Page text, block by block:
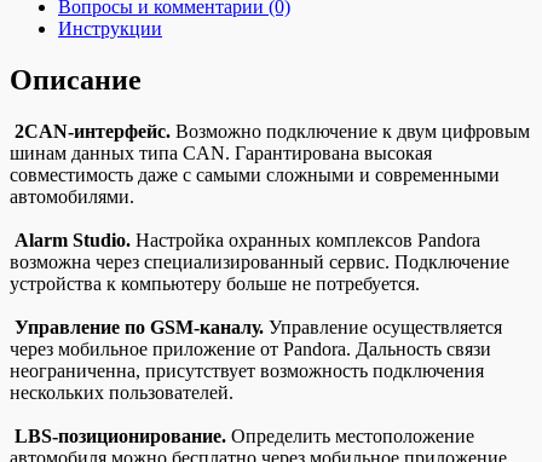
Вопросы и комментарии (0)
Инструкции
Описание
2CAN-интерфейс. Возможно подключение к двум цифровым
шинам данных типа CAN. Гарантирована высокая
совместимость даже с самыми сложными и современными
автомобилями.
Alarm Studio. Настройка охранных комплексов Pandora
возможна через специализированный сервис. Подключение
устройства к компьютеру больше не потребуется.
Управление по GSM-каналу. Управление осуществляется
через мобильное приложение от Pandora. Дальность связи
неограниченна, присутствует возможность подключения
нескольких пользователей.
LBS-позиционирование. Определить местоположение
автомобиля можно бесплатно через мобильное приложение.